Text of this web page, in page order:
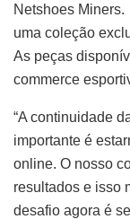
Netshoes
uma coleção
As peças
commerce
“A continuidade
importante é
online. O nosso
resultados e isso
desafio agora é